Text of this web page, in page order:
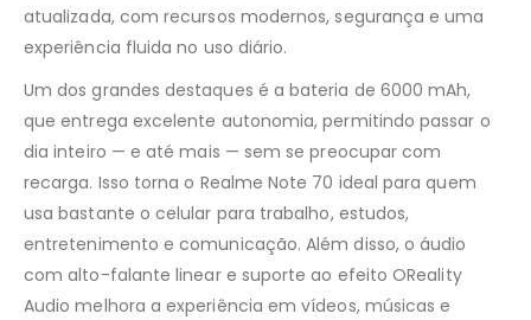
atualizada, com recursos modernos, segurança e uma
experiência fluida no uso diário.
Um dos grandes destaques é a bateria de 6000 mAh,
que entrega excelente autonomia, permitindo passar o
dia inteiro — e até mais — sem se preocupar com
recarga. Isso torna o Realme Note 70 ideal para quem
usa bastante o celular para trabalho, estudos,
entretenimento e comunicação. Além disso, o áudio
com alto-falante linear e suporte ao efeito OReality
Audio melhora a experiência em vídeos, músicas e